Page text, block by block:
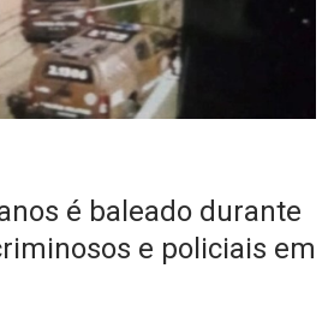
é baleado durante
e policiais em